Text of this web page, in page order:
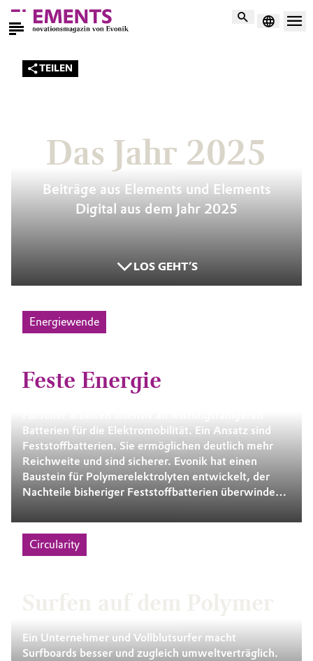
Suche
TEILEN
Das Jahr 2025
Beiträge aus Elements und Elements
Digital aus dem Jahr 2025
LOS GEHT’S
Energiewende
Feste Energie
Batterien für die Elektromobilität. Ein Ansatz sind
Feststoffbatterien. Sie ermöglichen deutlich mehr
Reichweite und sind sicherer. Evonik hat einen
Baustein für Polymerelektrolyten entwickelt, der
Nachteile bisheriger Feststoffbatterien überwinden
Circularity
Ein Unternehmer und Vollblutsurfer macht
Surfboards besser und zugleich umweltverträglich.